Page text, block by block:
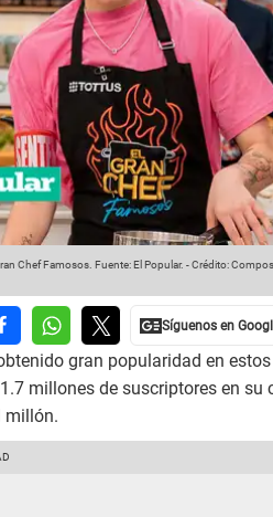
Chef Famosos. Fuente: El Popular. -Crédito:
gran popularidad en
millones de suscriptores en su
millón.